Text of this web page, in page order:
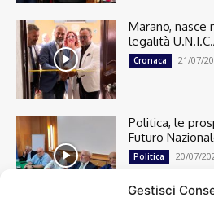
Gestisci
Marano, nasce
legalità
Cronaca 21/07/
Politica, le
Futuro
Politica 20/07/